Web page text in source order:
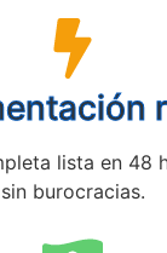
lista en 48
sin burocracias.